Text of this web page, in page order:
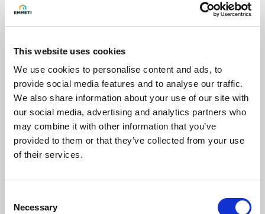
This website uses cookies
We use cookies to personalise content and ads, to
provide social media features and to analyse our traffic.
We also share information about your use of our site with
our social media, advertising and analytics partners who
may combine it with other information that you’ve
provided to them or that they’ve collected from your use
of their services.
Selection
Necessary